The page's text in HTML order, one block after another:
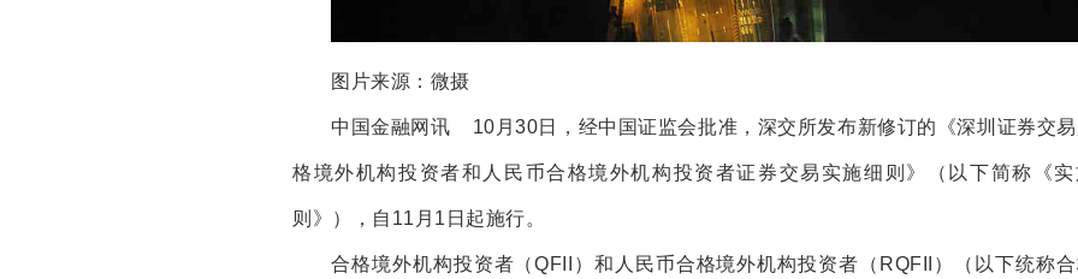
图片来源：微摄
中国金融网讯 10月30日，经中国证监会批准，深交所发布新修订的《深圳证券交
格境外机构投资者和人民币合格境外机构投资者证券交易实施细则》（以下简称《实
则》），自11月1日起施行。
合格境外机构投资者（QFII）和人民币合格境外机构投资者（RQFII）（以下统称